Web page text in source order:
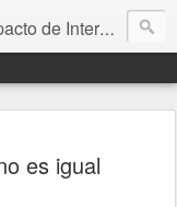
en la sociedad visto con mis propios ojos
es igual